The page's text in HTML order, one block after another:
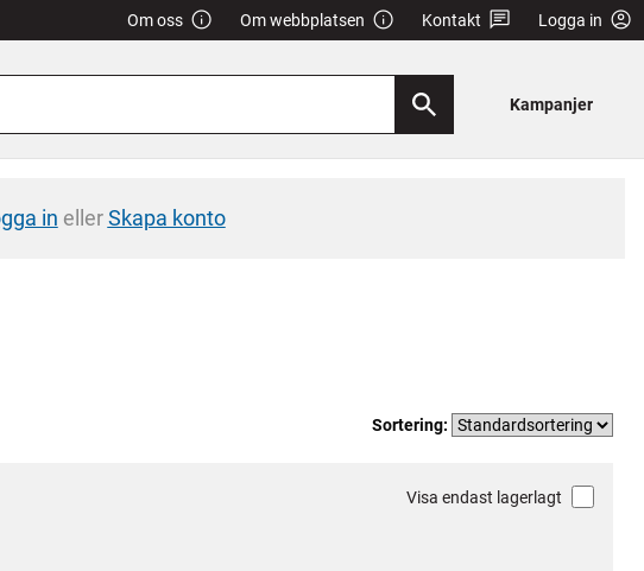
Om oss Om webbplatsen Kontakt Logga in
Kampanjer
in ellerSkapa konto
Sortering:
Visa endast lagerlagt